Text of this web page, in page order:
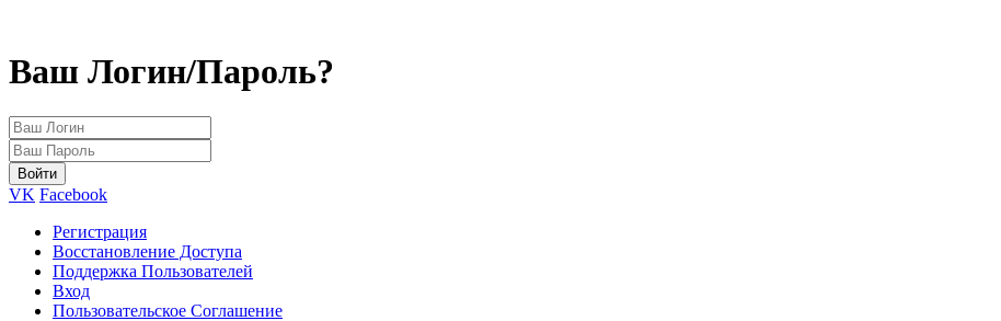
Ваш Логин/Пароль?
VK Facebook
Регистрация
Восстановление Доступа
Поддержка Пользователей
Вход
Пользовательское Соглашение